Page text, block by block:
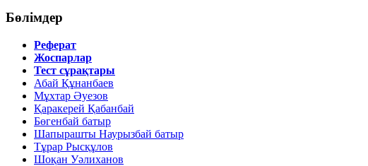
Бөлімдер
Реферат
Жоспарлар
Тест сұрақтары
Абай Құнанбаев
Мұхтар Әуезов
Қаракерей Қабанбай
Бөгенбай батыр
Шапырашты Наурызбай батыр
Тұрар Рысқұлов
Шоқан Уәлиханов